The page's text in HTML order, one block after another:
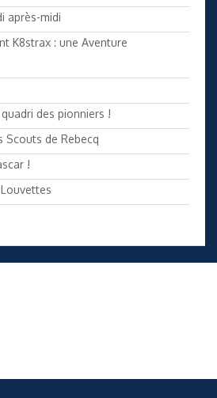
après-midi
K8strax : une Aventure
des pionniers !
Scouts de Rebecq
!